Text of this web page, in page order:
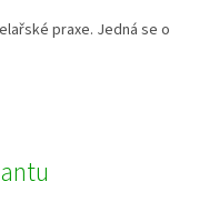
praxe. Jedná se o